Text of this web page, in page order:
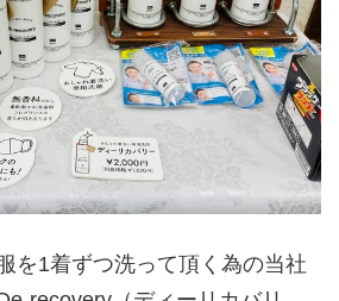
を1着ずつ洗って頂く為の当社